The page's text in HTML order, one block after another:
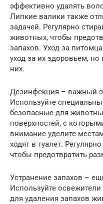
эффективно удалять
Липкие валики также
задачей. Регулярно
животных, чтобы
запахов. Уход за
уход за их здоровьем,
них.
Дезинфекция – важный
Используйте
безопасные для
поверхностей, с
внимание уделите
ходят в туалет.
чтобы предотвратить
Устранение запахов –
Используйте
для удаления запахов